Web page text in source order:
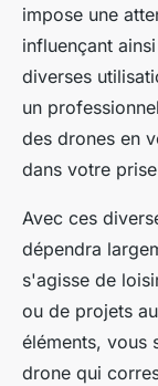
impose une
influençant
diverses
un
des drones en
dans votre
Avec ces
dépendra
s'agisse de
ou de projets
éléments, vous
drone qui